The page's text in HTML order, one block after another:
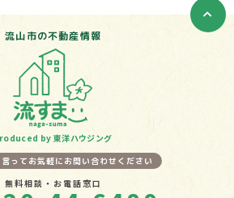
流山市の不動産情報
by 東洋ハウジング
ってお気軽にお問い合わせください
無料相談・お電話窓口